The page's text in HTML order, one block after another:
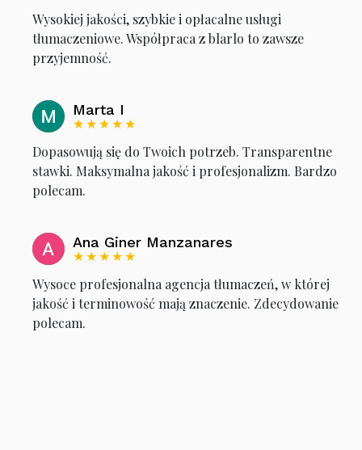
Wysokiej jakości, szybkie i opłacalne usługi
tłumaczeniowe. Współpraca z blarlo to zawsze
przyjemność.
Marta I
★★★★★
Dopasowują się do Twoich potrzeb. Transparentne
stawki. Maksymalna jakość i profesjonalizm. Bardzo
polecam.
Ana Giner Manzanares
★★★★★
Wysoce profesjonalna agencja tłumaczeń, w której
jakość i terminowość mają znaczenie. Zdecydowanie
polecam.